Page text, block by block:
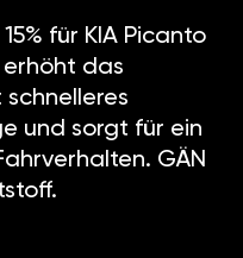
für KIA Picanto
erhöht das
und sorgt für ein
GÄN